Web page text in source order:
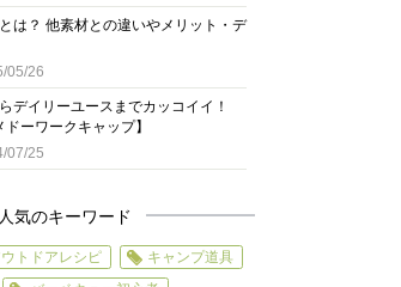
は？ 他素材との違いやメリット・デ
05/26
デイリーユースまでカッコイイ！
ドーワークキャップ】
07/25
人気のキーワード
トドアレシピ
キャンプ道具